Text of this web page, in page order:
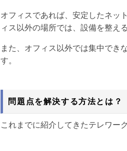
オフィスであれば、安定したネッ
ィス以外の場所では、設備を整え
また、オフィス以外では集中でき
す。
問題点を解決する方法とは？
これまでに紹介してきたテレワー